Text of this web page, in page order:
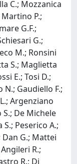
C.; Mozzanica
P.;
G.F.;
G.;
M.; Ronsini
S.; Maglietta
E.; Tosi D.;
N.; Gaudiello F.;
Argenziano
S.; De Michele
Peserico A.;
Dan G.; Mattei
R.;
R.; Di